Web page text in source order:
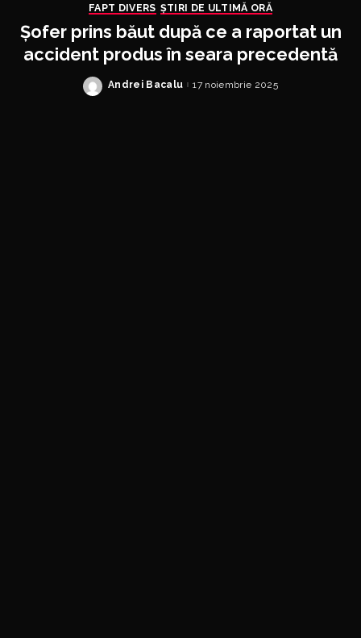
FAPT DIVERS ȘTIRI DE ULTIMĂ ORĂ
Șofer prins băut după ce a raportat un
accident produs în seara precedentă
Posted
Andrei Bacalu 17 noiembrie 2025